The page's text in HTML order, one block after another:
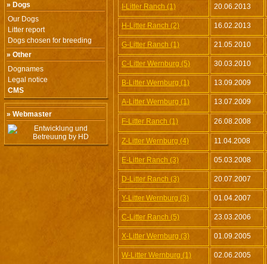
» Dogs
Our Dogs
Litter report
Dogs chosen for breeding
» Other
Dognames
Legal notice
CMS
» Webmaster
I-Litter Ranch (1) 20.06.2013
H-Litter Ranch (2) 16.02.2013
G-Litter Ranch (1) 21.05.2010
C-Litter Wernburg (5) 30.03.2010
B-Litter Wernburg (1) 13.09.2009
A-Litter Wernburg (1) 13.07.2009
F-Litter Ranch (1) 26.08.2008
Z-Litter Wernburg (4) 11.04.2008
E-Litter Ranch (3) 05.03.2008
D-Litter Ranch (3) 20.07.2007
Y-Litter Wernburg (3) 01.04.2007
C-Litter Ranch (5) 23.03.2006
X-Litter Wernburg (3) 01.09.2005
W-Litter Wernburg (1) 02.06.2005